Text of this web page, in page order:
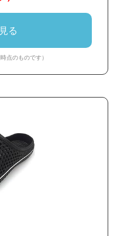
る
点のものです）